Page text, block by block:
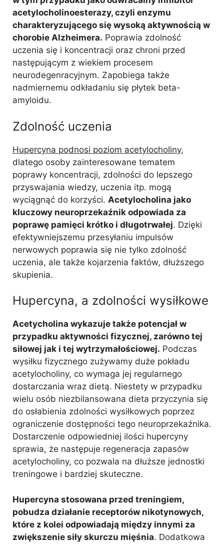
acetylocholinoesterazy, czyli enzymu
charakteryzującego się wysoką aktywnością w
chorobie Alzheimera. Poprawia zdolność
uczenia się i koncentracji oraz chroni przed
następującym z wiekiem procesem
neurodegenracyjnym. Zapobiega także
nadmiernemu odkładaniu się płytek beta-
amyloidu.
Zdolność uczenia
Hupercyna podnosi poziom acetylocholiny,
dlatego osoby zainteresowane tematem
poprawy koncentracji, zdolności do lepszego
przyswajania wiedzy, uczenia itp. mogą
wyciągnąć do korzyści. Acetylocholina jako
kluczowy neuroprzekaźnik odpowiada za
poprawę pamięci krótko i długotrwałej. Dzięki
efektywniejszemu przesyłaniu impulsów
nerwowych poprawia się nie tylko zdolność
uczenia, ale także kojarzenia faktów, dłuższego
skupienia.
Hupercyna, a zdolności wysiłkowe
Acetycholina wykazuje także potencjał w
przypadku aktywności fizycznej, zarówno tej
siłowej jak i tej wytrzymałościowej. Podczas
wysiłku fizycznego zużywamy duże pokładu
acetylocholiny, co wymaga jej regularnego
dostarczania wraz dietą. Niestety w przypadku
wielu osób niezbilansowana dieta przyczynia się
do osłabienia zdolności wysiłkowych poprzez
ograniczenie dostępności tego neuroprzekaźnika.
Dostarczenie odpowiedniej ilości hupercyny
sprawia, że następuje regeneracja zapasów
acetylocholiny, co pozwala na dłuższe jednostki
treningowe i bardziej skuteczne.
Hupercyna stosowana przed treningiem,
pobudza działanie receptorów nikotynowych,
które z kolei odpowiadają między innymi za
zwiększenie siły skurczu mięśnia. Dodatkowa